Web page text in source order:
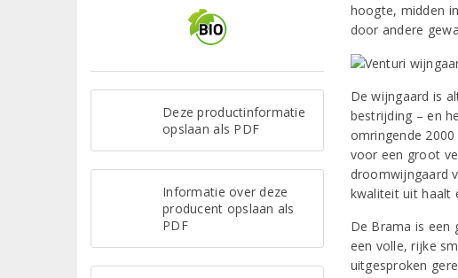
Deze productinformatie
opslaan als PDF
Informatie over deze
producent opslaan als
PDF
hoogte, midden
door andere
De wijngaard is
bestrijding – en
omringende
voor een groot
droomwijngaard
kwaliteit uit haalt
De Brama is een
een volle, rijke
uitgesproken